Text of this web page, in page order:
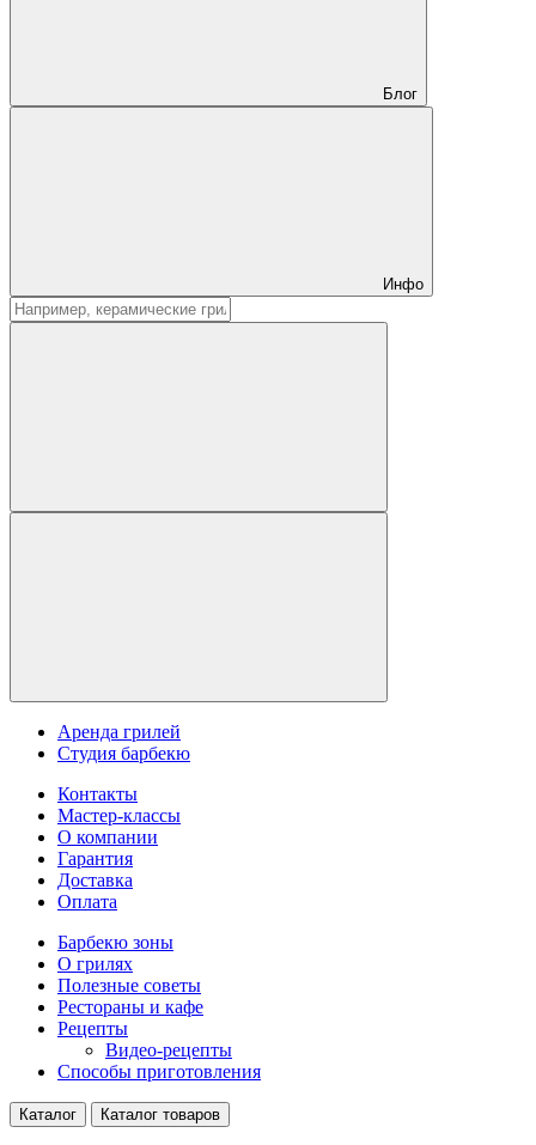
Блог
Инфо
Аренда грилей
Студия барбекю
Контакты
Мастер-классы
О компании
Гарантия
Доставка
Оплата
Барбекю зоны
О грилях
Полезные советы
Рестораны и кафе
Рецепты
Видео-рецепты
Способы приготовления
Каталог Каталог товаров